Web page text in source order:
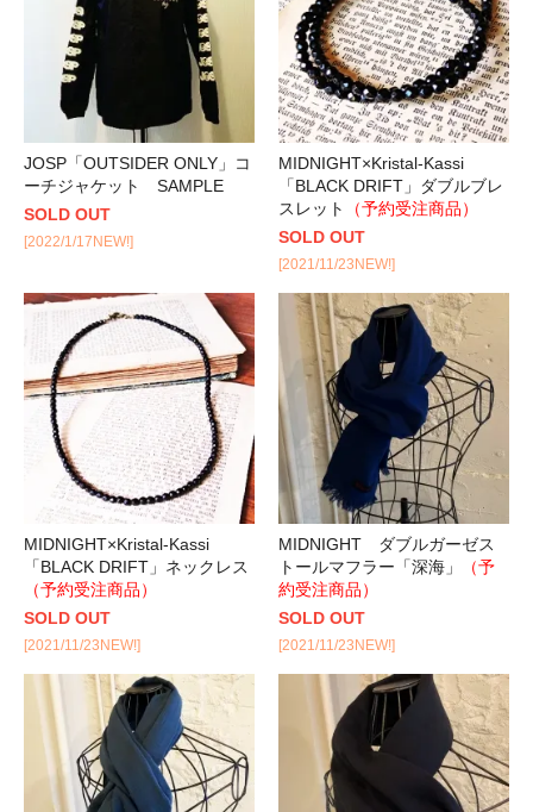
JOSP「OUTSIDER ONLY」コ
ーチジャケット SAMPLE
SOLD OUT
[2022/1/17NEW!]
MIDNIGHT×Kristal-Kassi
「BLACK DRIFT」ダブルブレ
スレット
（予約受注商品）
SOLD OUT
[2021/11/23NEW!]
MIDNIGHT×Kristal-Kassi
「BLACK DRIFT」ネックレス
（予約受注商品）
SOLD OUT
[2021/11/23NEW!]
MIDNIGHT ダブルガーゼス
トールマフラー「深海」
（予
約受注商品）
SOLD OUT
[2021/11/23NEW!]